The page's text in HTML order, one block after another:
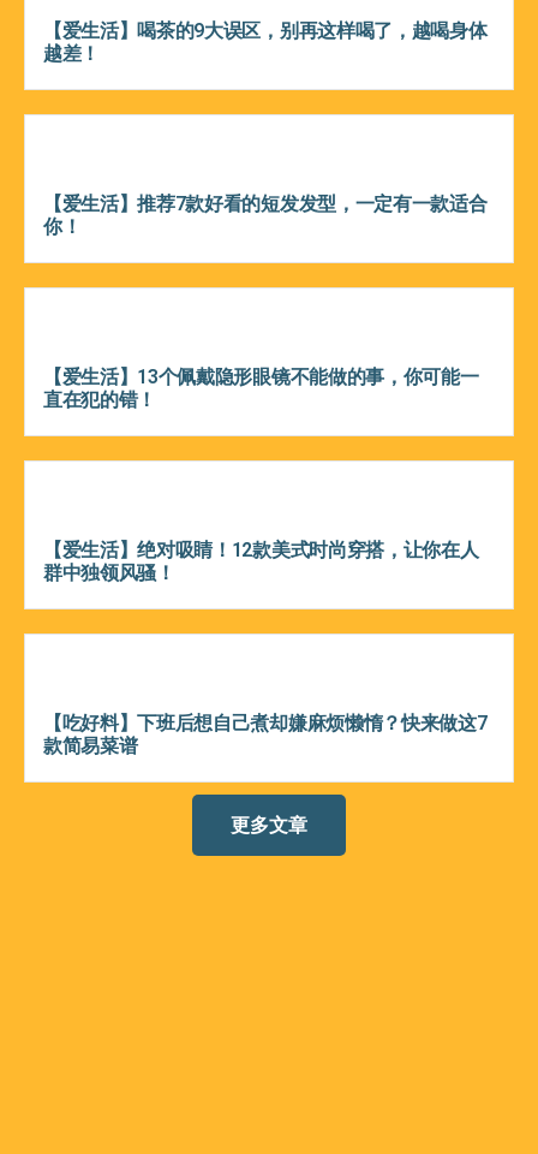
【爱生活】喝茶的9大误区，别再这样喝了，越喝身体
越差！
【爱生活】推荐7款好看的短发发型，一定有一款适合
你！
【爱生活】13个佩戴隐形眼镜不能做的事，你可能一
直在犯的错！
【爱生活】绝对吸睛！12款美式时尚穿搭，让你在人
群中独领风骚！
【吃好料】下班后想自己煮却嫌麻烦懒惰？快来做这7
款简易菜谱
更多文章